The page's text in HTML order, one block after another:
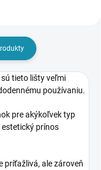
tieto lišty veľmi
používaniu.
pre akýkoľvek typ
estetický prínos
príťažlivá, ale zároveň